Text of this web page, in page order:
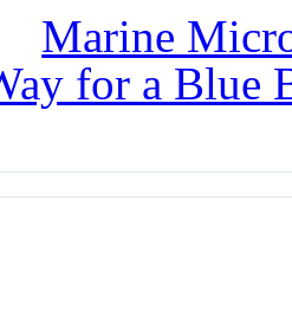
Marine
for a Blue